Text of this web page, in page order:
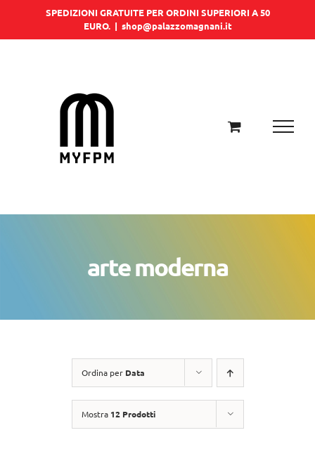
SPEDIZIONI GRATUITE PER ORDINI SUPERIORI A 50
EURO. | shop@palazzomagnani.it
arte moderna
Ordina per Data
Mostra 12 Prodotti